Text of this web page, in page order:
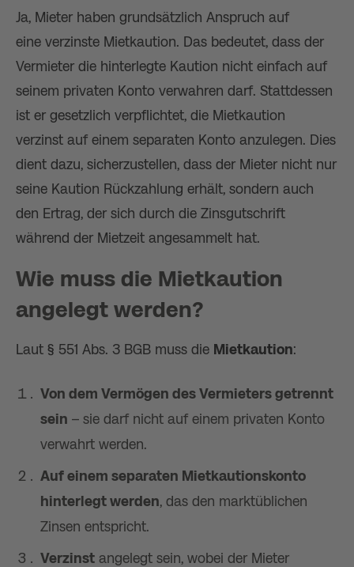
Ja, Mieter haben grundsätzlich Anspruch auf
eine verzinste Mietkaution. Das bedeutet, dass der
Vermieter die hinterlegte Kaution nicht einfach auf
seinem privaten Konto verwahren darf. Stattdessen
ist er gesetzlich verpflichtet, die Mietkaution
verzinst auf einem separaten Konto anzulegen. Dies
dient dazu, sicherzustellen, dass der Mieter nicht nur
seine Kaution Rückzahlung erhält, sondern auch
den Ertrag, der sich durch die Zinsgutschrift
während der Mietzeit angesammelt hat.
Wie muss die Mietkaution
angelegt werden?
Laut § 551 Abs. 3 BGB muss die Mietkaution:
Von dem Vermögen des Vermieters getrennt
sein – sie darf nicht auf einem privaten Konto
verwahrt werden.
Auf einem separaten Mietkautionskonto
hinterlegt werden, das den marktüblichen
Zinsen entspricht.
Verzinst angelegt sein, wobei der Mieter